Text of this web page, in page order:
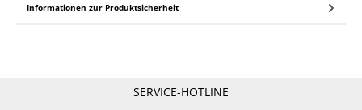
Informationen zur Produktsicherheit
SERVICE-HOTLINE